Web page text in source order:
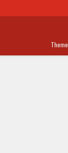
Theme